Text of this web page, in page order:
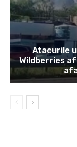
Atacurile
Wildberries